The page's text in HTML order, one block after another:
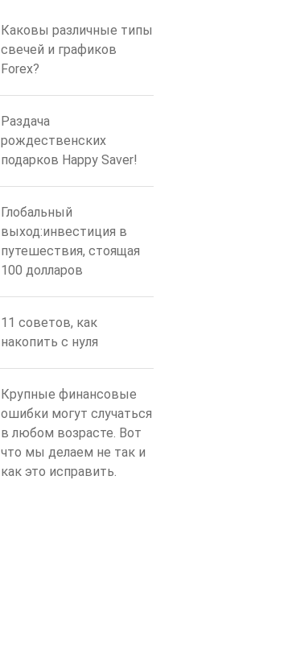
Каковы различные типы
свечей и графиков
Forex?
Раздача
рождественских
подарков Happy Saver!
Глобальный
выход:инвестиция в
путешествия, стоящая
100 долларов
11 советов, как
накопить с нуля
Крупные финансовые
ошибки могут случаться
в любом возрасте. Вот
что мы делаем не так и
как это исправить.